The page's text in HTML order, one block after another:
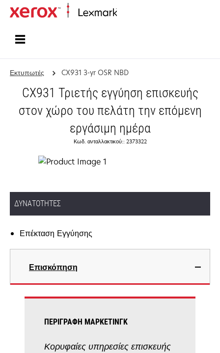
Εκτυπωτές CX931 3-yr OSR NBD
CX931 Τριετής εγγύηση επισκευής
στον χώρο του πελάτη την επόμενη
εργάσιμη ημέρα
Κωδ. ανταλλακτικού:: 2373322
ΔΥΝΑΤΌΤΗΤΕΣ
Επέκταση Εγγύησης
Επισκόπηση
ΠΕΡΙΓΡΑΦΉ ΜΆΡΚΕΤΙΝΓΚ
Κορυφαίες υπηρεσίες επισκευής